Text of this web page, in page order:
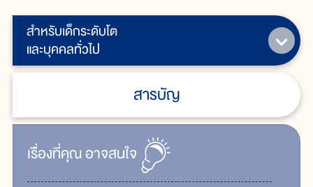
สำหรับเด็กระดับโต
และบุคคลทั่วไป
สารบัญ
เรื่ิองที่คุณอาจสนใจ